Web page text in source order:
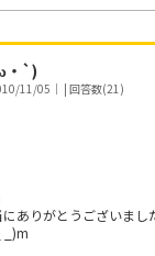
・`)
11/05｜ | 回答数(21)
ありがとうございまし
_)m